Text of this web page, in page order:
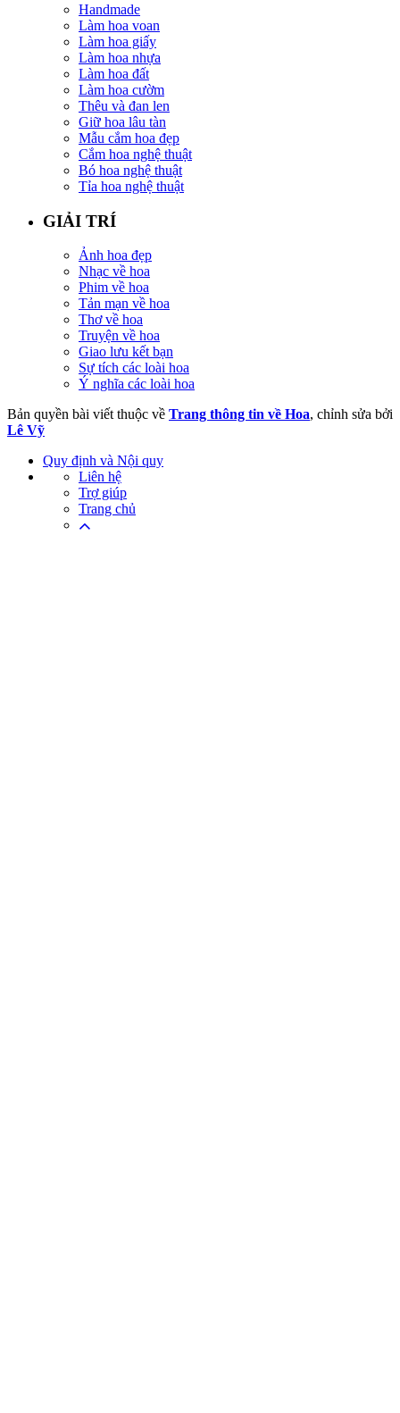
Handmade
Làm hoa voan
Làm hoa giấy
Làm hoa nhựa
Làm hoa đất
Làm hoa cườm
Thêu và đan len
Giữ hoa lâu tàn
Mẫu cắm hoa đẹp
Cắm hoa nghệ thuật
Bó hoa nghệ thuật
Tỉa hoa nghệ thuật
GIẢI TRÍ
Ảnh hoa đẹp
Nhạc về hoa
Phim về hoa
Tản mạn về hoa
Thơ về hoa
Truyện về hoa
Giao lưu kết bạn
Sự tích các loài hoa
Ý nghĩa các loài hoa
Bản quyền bài viết thuộc về Trang thông tin về Hoa, chỉnh sửa bởi
Lê Vỹ
Quy định và Nội quy
Liên hệ
Trợ giúp
Trang chủ